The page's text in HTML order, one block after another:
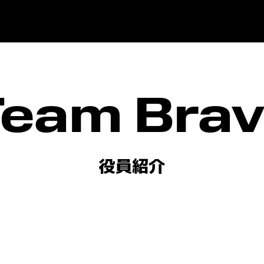
役員紹介